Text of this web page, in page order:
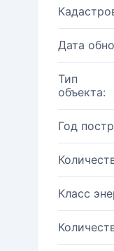
Дата
Тип
объекта:
Год
Класс